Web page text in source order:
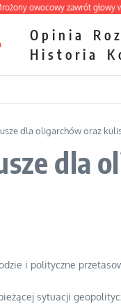
owocowy zawrót głowy w
Opinia
Historia
dla oligarchów oraz
dla
i polityczne
sytuacji